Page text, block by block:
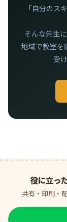
「自分のス
そんな先生
地域で教室を
受
役に立っ
共有・印刷・